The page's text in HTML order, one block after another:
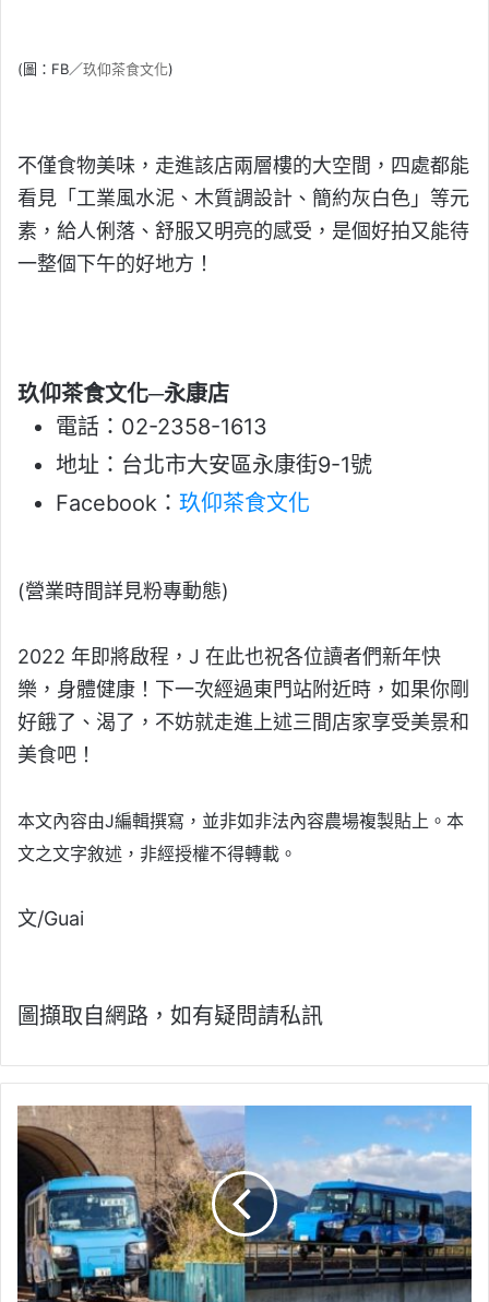
(圖：FB／玖仰茶食文化)
不僅食物美味，走進該店兩層樓的大空間，四處都能
看見「工業風水泥、木質調設計、簡約灰白色」等元
素，給人俐落、舒服又明亮的感受，是個好拍又能待
一整個下午的好地方！
玖仰茶食文化─永康店
電話：02-2358-1613
地址：台北市大安區永康街9-1號
Facebook： 玖仰茶食文化
(營業時間詳見粉專動態)
2022 年即將啟程，J 在此也祝各位讀者們新年快
樂，身體健康！下一次經過東門站附近時，如果你剛
好餓了、渴了，不妨就走進上述三間店家享受美景和
美食吧！
本文內容由J編輯撰寫，並非如非法內容農場複製貼上。本
文之文字敘述，非經授權不得轉載。
文/Guai
圖擷取自網路，如有疑問請私訊